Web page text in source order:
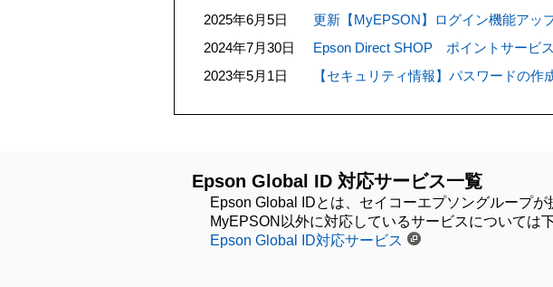
2025年6月5日
更新【MyEPSON】ログイン機能アッ
2024年7月30日
Epson Direct SHOP ポイントサービ
2023年5月1日
【セキュリティ情報】パスワードの作
Epson Global ID 対応サービス一覧
Epson Global IDとは、セイコーエプソングループ
MyEPSON以外に対応しているサービスについては
Epson Global ID対応サービス